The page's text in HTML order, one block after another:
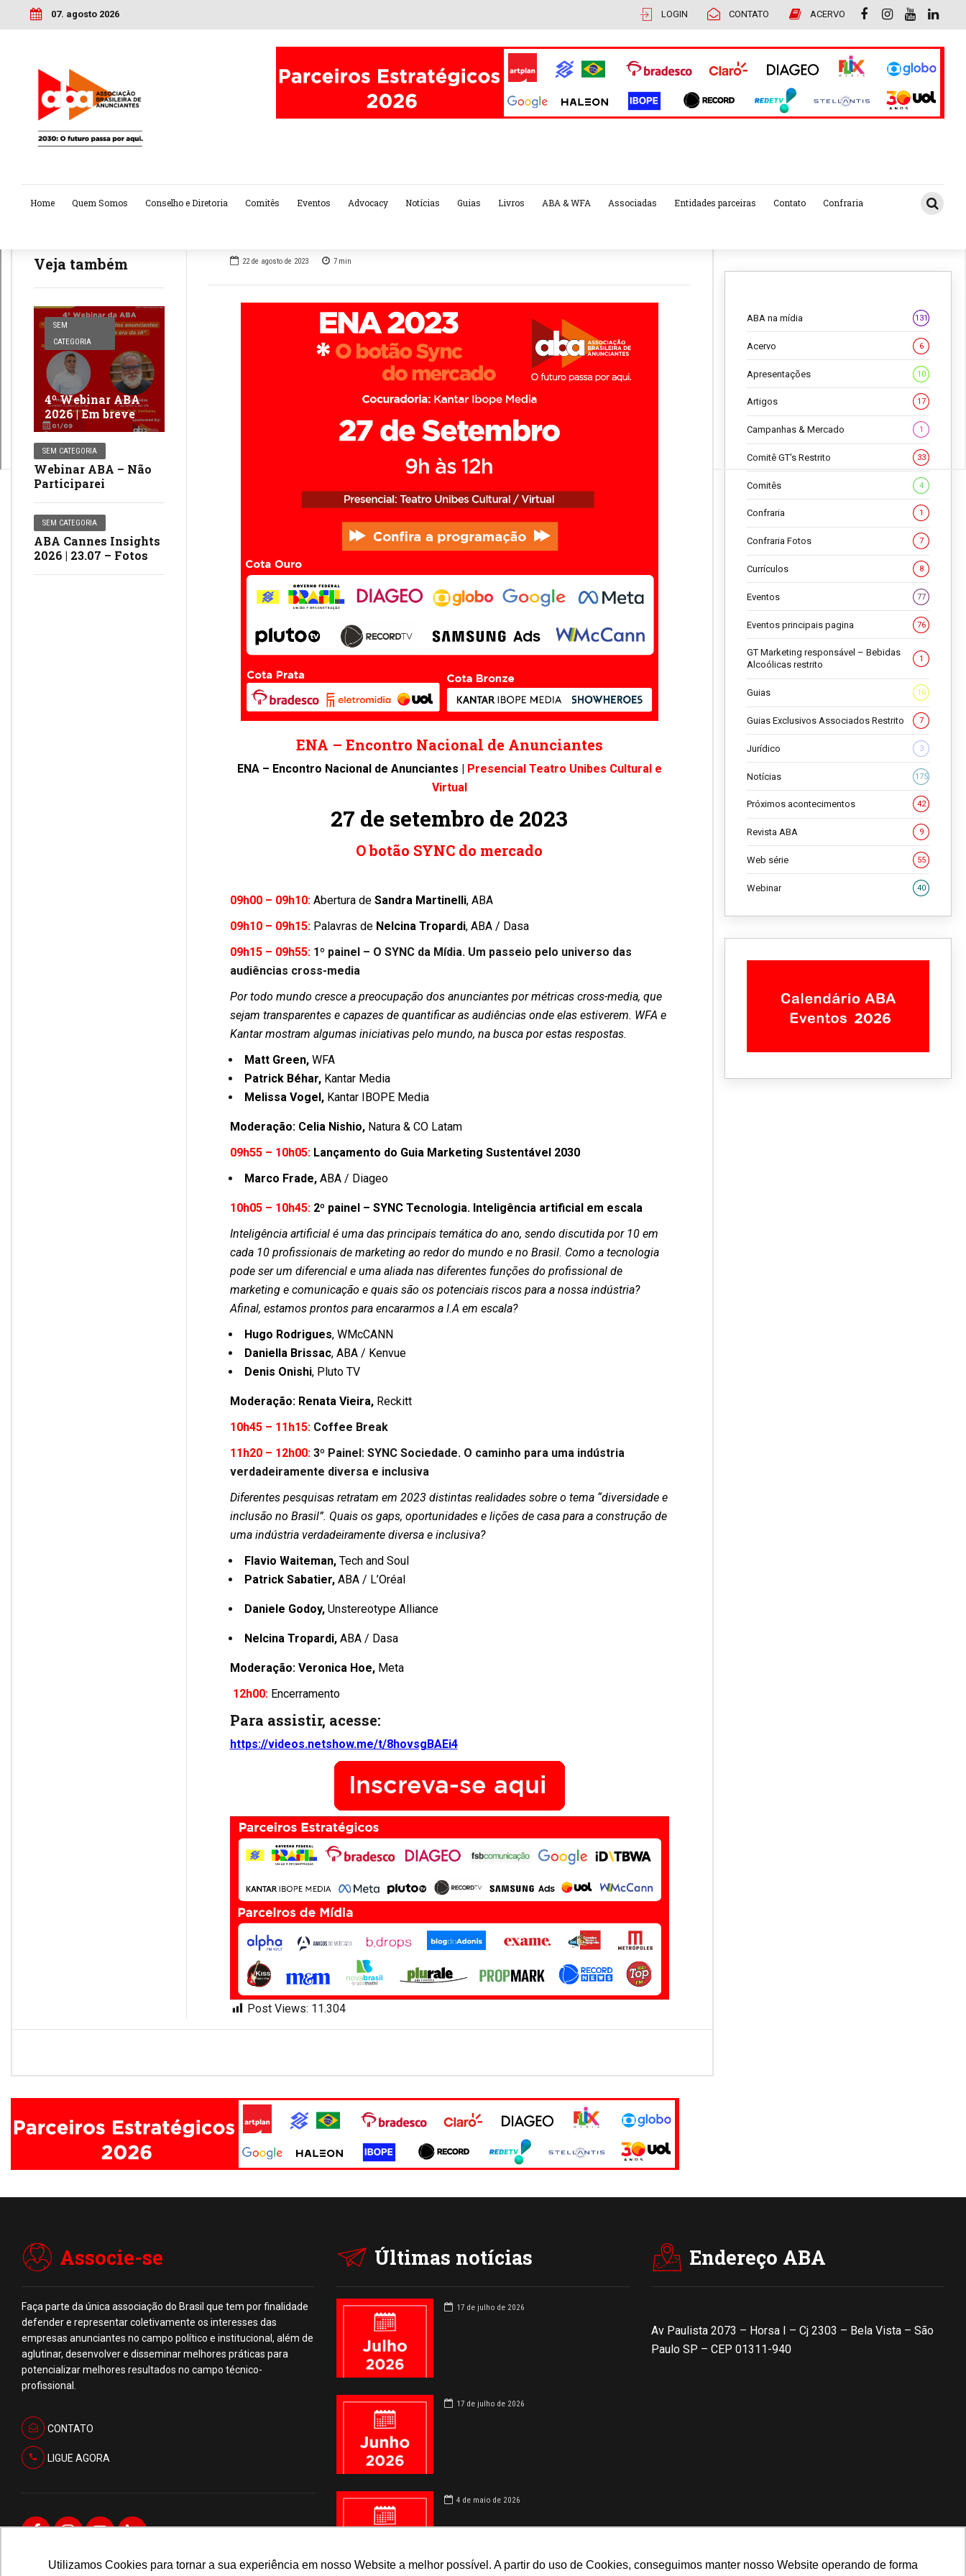
Utilizamos Cookies para tornar a sua experiência em nosso Website a melhor possível. A partir do uso de Cookies, conseguimos manter nosso Website operando de forma
07. agosto 2026 LOGIN CONTATO ACERVO
Home Quem Somos Conselho e Diretoria Comitês Eventos Advocacy Notícias Guias Livros ABA & WFA Associadas Entidades parceiras Contato Confraria
Veja também
SEM
CATEGORIA
4º Webinar ABA
2026 | Em breve
SEM CATEGORIA
Webinar ABA – Não
Participarei
SEM CATEGORIA
ABA Cannes Insights
2026 | 23.07 – Fotos
22 de agosto de 2023 7 min
ENA – Encontro Nacional de Anunciantes
ENA – Encontro Nacional de Anunciantes | Presencial Teatro Unibes Cultural e
Virtual
27 de setembro de 2023
O botão SYNC do mercado
09h00 – 09h10: Abertura de Sandra Martinelli, ABA
09h10 – 09h15: Palavras de Nelcina Tropardi, ABA / Dasa
09h15 – 09h55: 1º painel – O SYNC da Mídia. Um passeio pelo universo das
audiências cross-media
Por todo mundo cresce a preocupação dos anunciantes por métricas cross-media, que
sejam transparentes e capazes de quantificar as audiências onde elas estiverem. WFA e
Kantar mostram algumas iniciativas pelo mundo, na busca por estas respostas.
Matt Green, WFA
Patrick Béhar,Kantar Media
Melissa Vogel, Kantar IBOPE Media
Moderação: Celia Nishio, Natura & CO Latam
09h55 – 10h05: Lançamento do Guia Marketing Sustentável 2030
Marco Frade, ABA / Diageo
10h05 – 10h45: 2º painel – SYNC Tecnologia. Inteligência artificial em escala
Inteligência artificial é uma das principais temática do ano, sendo discutida por 10 em
cada 10 profissionais de marketing ao redor do mundo e no Brasil. Como a tecnologia
pode ser um diferencial e uma aliada nas diferentes funções do profissional de
marketing e comunicação e quais são os potenciais riscos para a nossa indústria?
Afinal, estamos prontos para encararmos a I.A em escala?
Hugo Rodrigues, WMcCANN
Daniella Brissac, ABA / Kenvue
Denis Onishi, Pluto TV
Moderação: Renata Vieira,Reckitt
10h45 – 11h15: Coffee Break
11h20 – 12h00: 3º Painel: SYNC Sociedade. O caminho para uma indústria
verdadeiramente diversa e inclusiva
Diferentes pesquisas retratam em 2023 distintas realidades sobre o tema “diversidade e
inclusão no Brasil”. Quais os gaps, oportunidades e lições de casa para a construção de
uma indústria verdadeiramente diversa e inclusiva?
Flavio Waiteman, Tech and Soul
Patrick Sabatier,ABA / L’Oréal
Daniele Godoy, Unstereotype Alliance
Nelcina Tropardi, ABA / Dasa
Moderação: Veronica Hoe, Meta
12h00: Encerramento
Para assistir, acesse:
https://videos.netshow.me/t/8hovsgBAEi4
Post Views: 11.304
ABA na mídia 131
Acervo 6
Apresentações 10
Artigos 17
Campanhas & Mercado 1
Comitê GT's Restrito 33
Comitês 4
Confraria 1
Confraria Fotos 7
Currículos 8
Eventos 77
Eventos principais pagina 76
GT Marketing responsável – Bebidas
Alcoólicas restrito
1
Guias 16
Guias Exclusivos Associados Restrito 7
Jurídico 3
Notícias 175
Próximos acontecimentos 42
Revista ABA 9
Web série 55
Webinar 40
Associe-se
Faça parte da única associação do Brasil que tem por finalidade
defender e representar coletivamente os interesses das
empresas anunciantes no campo político e institucional, além de
aglutinar, desenvolver e disseminar melhores práticas para
potencializar melhores resultados no campo técnico-
profissional.
CONTATO
LIGUE AGORA
Últimas notícias
17 de julho de 2026
17 de julho de 2026
4 de maio de 2026
Endereço ABA
Av Paulista 2073 – Horsa I – Cj 2303 – Bela Vista – São
Paulo SP – CEP 01311-940